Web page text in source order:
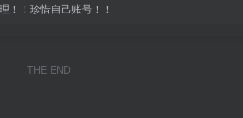
！！珍惜自己账号！！
THE END